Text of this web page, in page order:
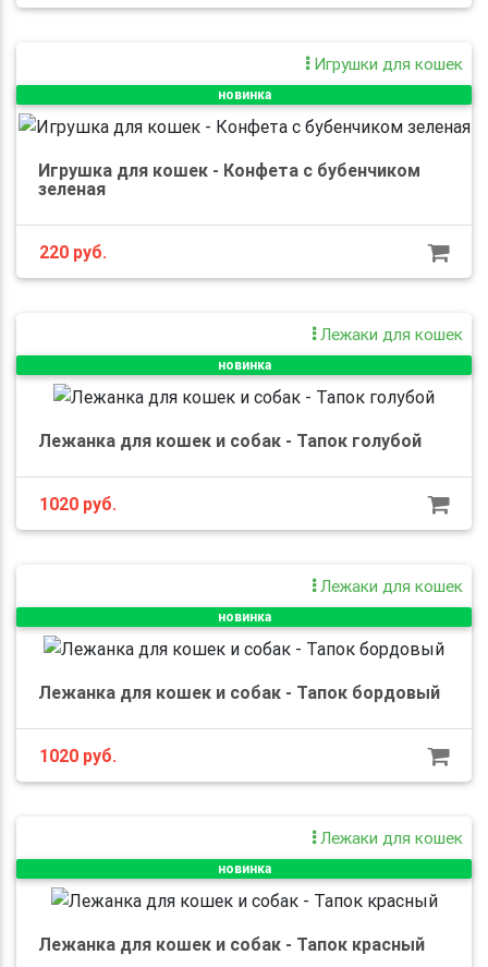
Игрушки для кошек
новинка
Игрушка для кошек - Конфета с бубенчиком
зеленая
220 руб.
Лежаки для кошек
новинка
Лежанка для кошек и собак - Тапок голубой
1020 руб.
Лежаки для кошек
новинка
Лежанка для кошек и собак - Тапок бордовый
1020 руб.
Лежаки для кошек
новинка
Лежанка для кошек и собак - Тапок красный